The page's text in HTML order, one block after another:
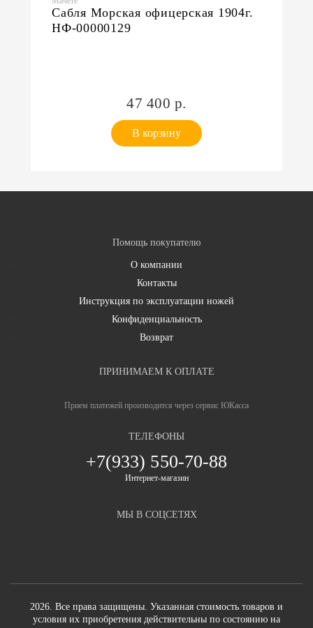
Сабля Морская офицерская 1904г.
НФ-00000129
47 400 р.
В корзину
Помощь покупателю
О компании
Контакты
Инструкция по эксплуатации ножей
Конфиденциальность
Возврат
ПРИНИМАЕМ К ОПЛАТЕ
Прием платежей производится через сервис ЮКасса
ТЕЛЕФОНЫ
+7(933) 550-70-88
Интернет-магазин
МЫ В СОЦСЕТЯХ
2026. Все права защищены. Указанная стоимость товаров и
условия их приобретения действительны по состоянию на